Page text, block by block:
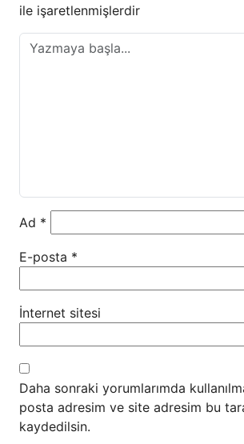
ile işaretlenmişlerdir
Ad *
E-posta *
İnternet sitesi
Daha sonraki yorumlarımda
posta adresim ve site adresim bu
kaydedilsin.